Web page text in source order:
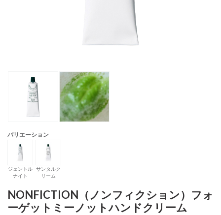
バリエーション
ジェントル
ナイト
サンタルク
リーム
NONFICTION（ノンフィクション）フォ
ーゲットミーノットハンドクリーム